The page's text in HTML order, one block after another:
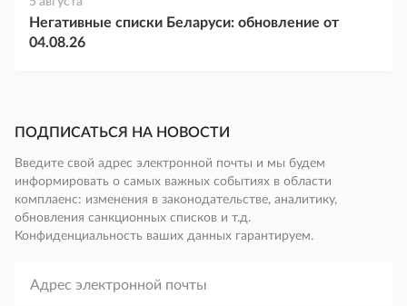
Негативные списки Беларуси: обновление от
04.08.26
ПОДПИСАТЬСЯ НА НОВОСТИ
Введите свой адрес электронной почты и мы будем
информировать о самых важных событиях в области
комплаенс: изменения в законодательстве, аналитику,
обновления санкционных списков и т.д.
Конфиденциальность ваших данных гарантируем.